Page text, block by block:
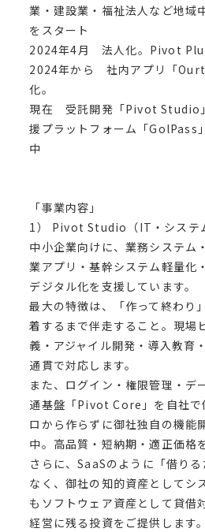
業・建設業・福祉法人など地域
をスタート
2024年4月 法人化。Pivot
2024年から 社内アプリ「
化。
現在 受託開発「Pivot Studio
援プラットフォーム「GolPass
中
「事業内容」
1） Pivot Studio（IT・システ
中小企業向けに、業務システム
業アプリ・基幹システム軽量化
デジタル化を支援しています。
最大の特徴は、「作って終わり
着するまで伴走すること。現場
義・アジャイル開発・導入教育
通貫で対応します。
また、ログイン・権限管理・デ
通基盤「Pivot Core」を自社で
ロから作らずに御社独自の機能
中。高品質・短納期・適正価格
さらに、SaaSのように「借り
なく、御社の知的資産としてシ
もソフトウェア資産として貸借
経営に残る投資をご提供します。